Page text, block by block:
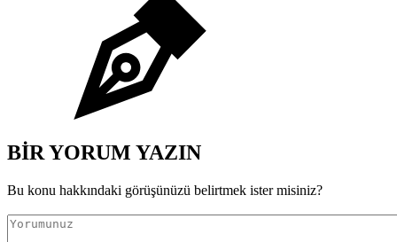
BİR YORUM YAZIN
Bu konu hakkındaki görüşünüzü belirtmek ister misiniz?